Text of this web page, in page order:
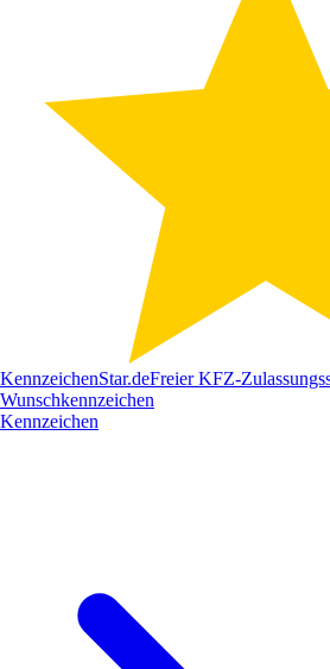
KennzeichenStar.deFreier KFZ-
Wunschkennzeichen
Kennzeichen